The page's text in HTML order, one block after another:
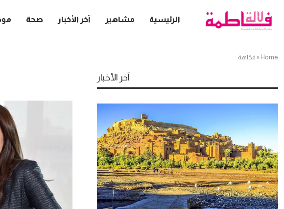
الرئيسية مشاهير آخر الأخبار صحة
Home
» فكاهة
آخر الأخبار